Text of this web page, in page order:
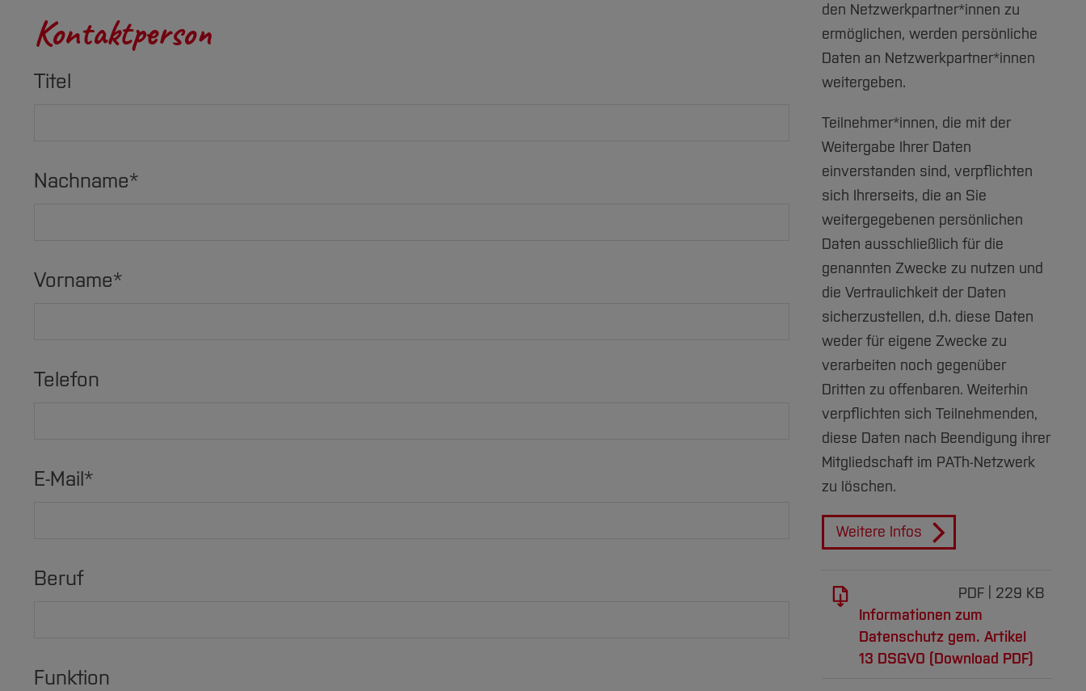
Kontaktperson
Titel
Nachname*
Vorname*
Telefon
E-Mail*
Beruf
Funktion
den Netzwerkpartner*innen zu
ermöglichen, werden persönliche
Daten an Netzwerkpartner*innen
weitergeben.
Teilnehmer*innen, die mit der
Weitergabe Ihrer Daten
einverstanden sind, verpflichten
sich Ihrerseits, die an Sie
weitergegebenen persönlichen
Daten ausschließlich für die
genannten Zwecke zu nutzen und
die Vertraulichkeit der Daten
sicherzustellen, d.h. diese Daten
weder für eigene Zwecke zu
verarbeiten noch gegenüber
Dritten zu offenbaren. Weiterhin
verpflichten sich Teilnehmenden,
diese Daten nach Beendigung ihrer
Mitgliedschaft im PATh-Netzwerk
zu löschen.
Weitere Infos
PDF
229 KB
Informationen zum
Datenschutz gem. Artikel
13 DSGVO (Download PDF)